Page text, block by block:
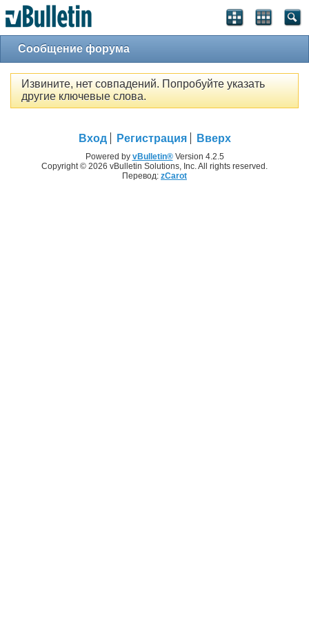
Сообщение форума
Извините, нет совпадений. Попробуйте указать
другие ключевые слова.
Вход Регистрация Вверх
Powered by vBulletin®Version 4.2.5
Copyright © 2026 vBulletin Solutions, Inc. All rights reserved.
Перевод: zCarot